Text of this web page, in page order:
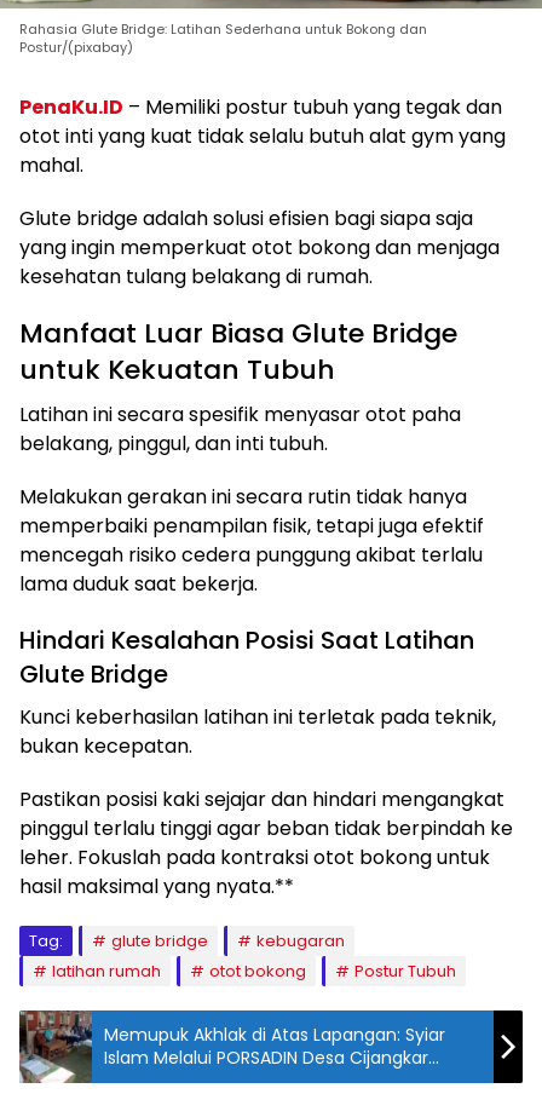
Rahasia Glute Bridge: Latihan Sederhana untuk Bokong dan
Postur/(pixabay)
PenaKu.ID – Memiliki postur tubuh yang tegak dan
otot inti yang kuat tidak selalu butuh alat gym yang
mahal.
Glute bridge adalah solusi efisien bagi siapa saja
yang ingin memperkuat otot bokong dan menjaga
kesehatan tulang belakang di rumah.
Manfaat Luar Biasa Glute Bridge
untuk Kekuatan Tubuh
Latihan ini secara spesifik menyasar otot paha
belakang, pinggul, dan inti tubuh.
Melakukan gerakan ini secara rutin tidak hanya
memperbaiki penampilan fisik, tetapi juga efektif
mencegah risiko cedera punggung akibat terlalu
lama duduk saat bekerja.
Hindari Kesalahan Posisi Saat Latihan
Glute Bridge
Kunci keberhasilan latihan ini terletak pada teknik,
bukan kecepatan.
Pastikan posisi kaki sejajar dan hindari mengangkat
pinggul terlalu tinggi agar beban tidak berpindah ke
leher. Fokuslah pada kontraksi otot bokong untuk
hasil maksimal yang nyata.**
Tag: glute bridge
kebugaran
latihan rumah
otot bokong Postur Tubuh
Memupuk Akhlak di Atas Lapangan: Syiar
Islam Melalui PORSADIN Desa Cijangkar
Kecamatan Nyalindung Sukabumi